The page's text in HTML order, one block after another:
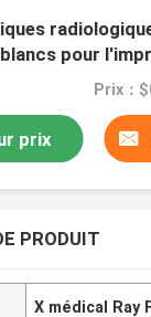
pour
Prix：
prix
PRODUIT
X médical Ray